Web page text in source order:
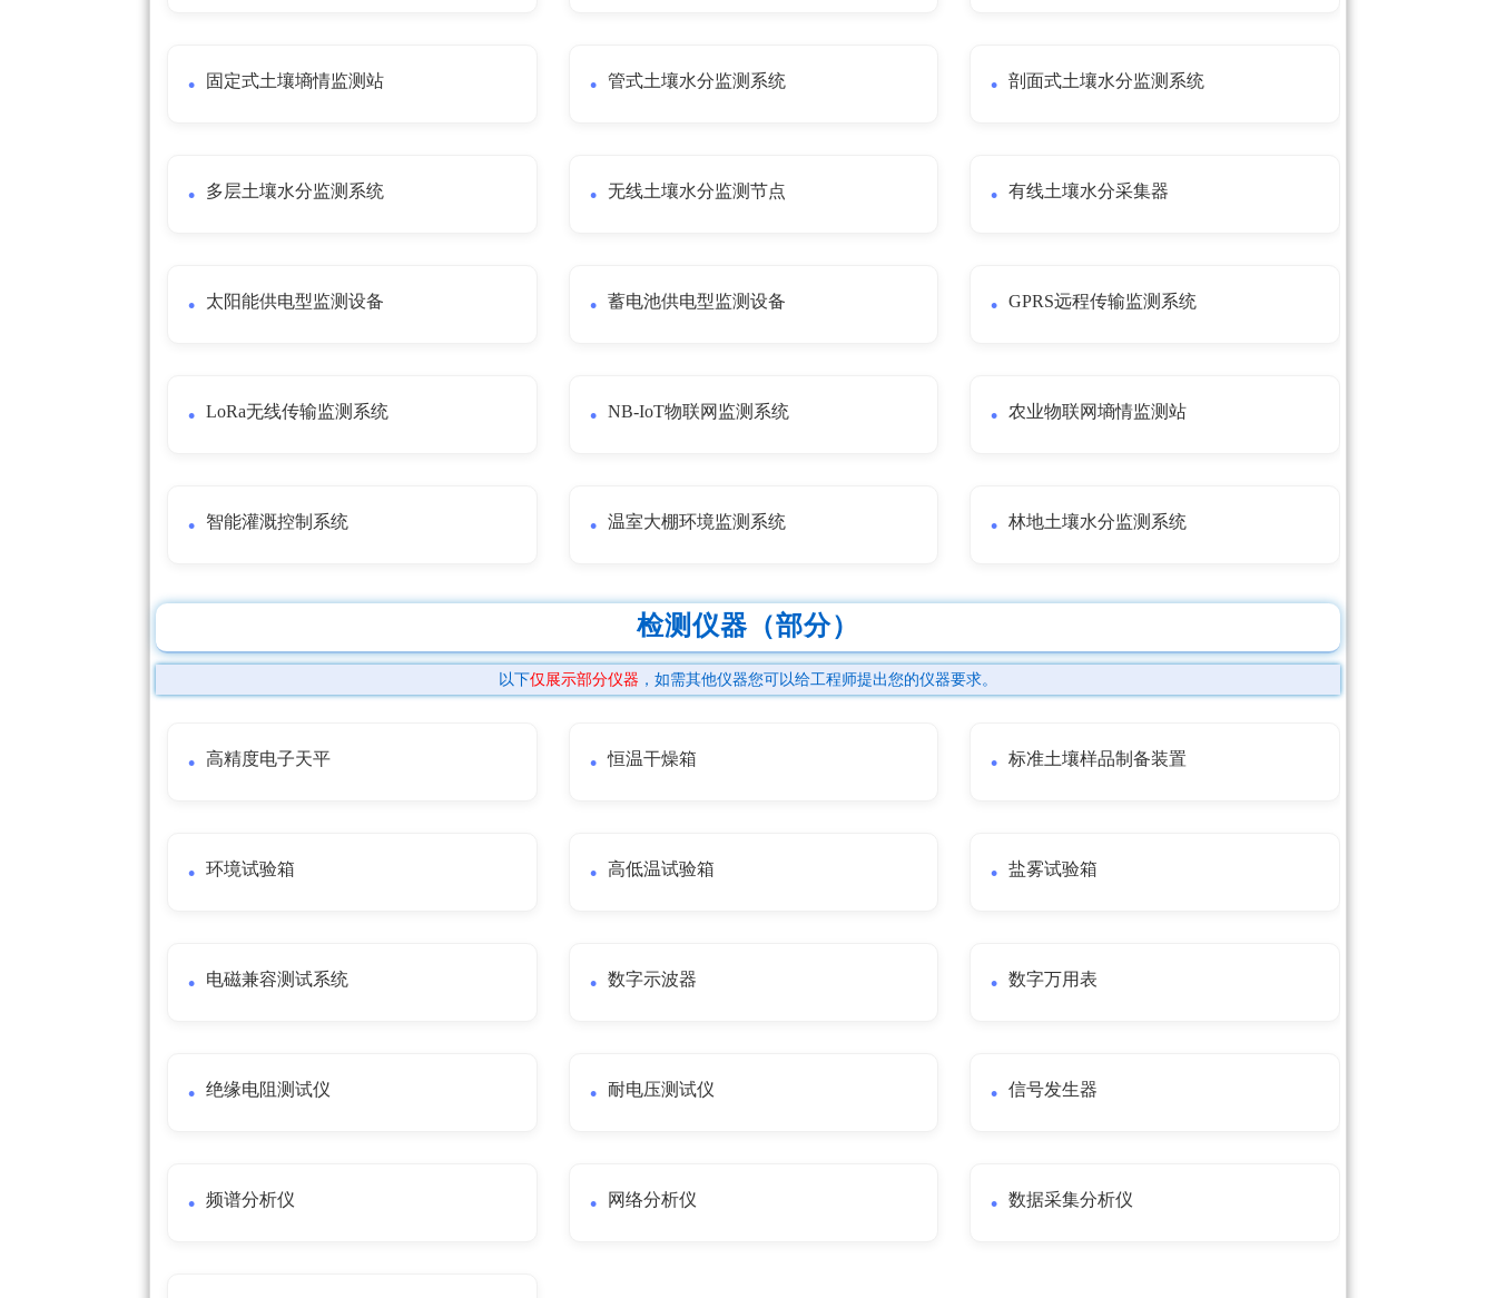
固定式土壤墒情监测站 管式土壤水分监测系统 剖面式土壤水分监测系统
多层土壤水分监测系统 无线土壤水分监测节点 有线土壤水分采集器
太阳能供电型监测设备 蓄电池供电型监测设备 GPRS远程传输监测系统
LoRa无线传输监测系统 NB-IoT物联网监测系统 农业物联网墒情监测站
智能灌溉控制系统 温室大棚环境监测系统 林地土壤水分监测系统
检测仪器（部分）
以下仅展示部分仪器 ，如需其他仪器您可以给工程师提出您的仪器要求。
高精度电子天平 恒温干燥箱 标准土壤样品制备装置
环境试验箱 高低温试验箱 盐雾试验箱
电磁兼容测试系统 数字示波器 数字万用表
绝缘电阻测试仪 耐电压测试仪 信号发生器
频谱分析仪 网络分析仪 数据采集分析仪